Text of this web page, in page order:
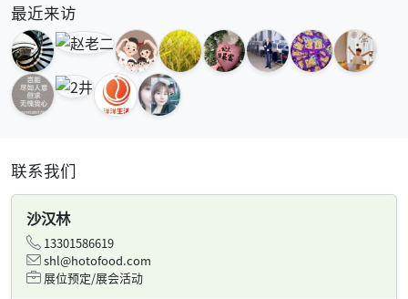
最近来访
联系我们
沙汉林
13301586619
shl@hotofood.com
展位预定/展会活动